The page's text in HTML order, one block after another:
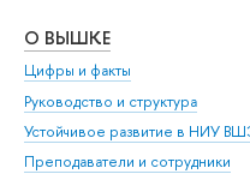
О ВЫШКЕ
Цифры и факты
Руководство и структура
Устойчивое развитие в НИУ
Преподаватели и сотрудники